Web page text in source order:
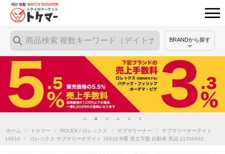
BRANDから探す
ホーム / トケマー / ROLEX / ロレックス / サブマリーナー /
サブマリーナーデイト
16610
/ ロレックス サブマリーナデイト 16610 M番 黒文字盤 自動巻 美品 11706642